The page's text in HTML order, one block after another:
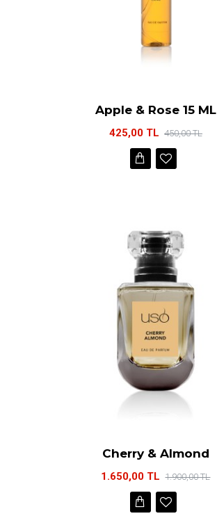
Apple & Rose 15 ML
425,00 TL 450,00 TL
Cherry & Almond
1.650,00 TL 1.900,00 TL